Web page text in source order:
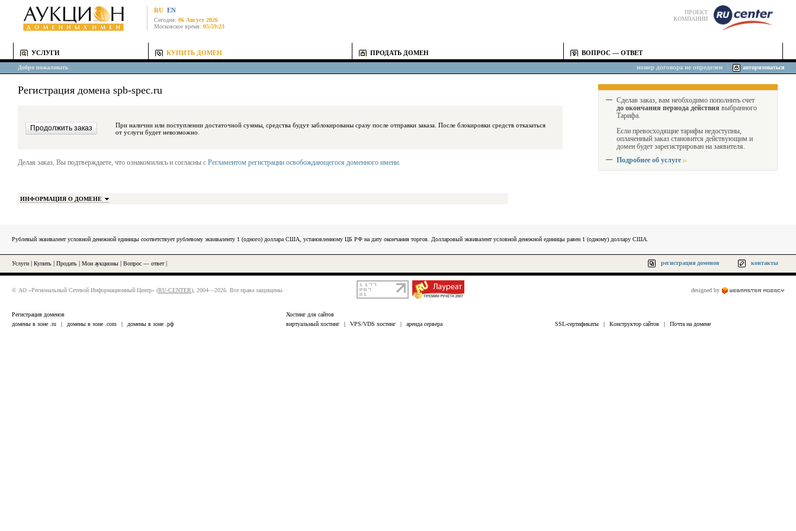
RU EN
Сегодня: 06 Август 2026
Московское время: 05:59:23
ПРОЕКТ
КОМПАНИИ
УСЛУГИ КУПИТЬ ДОМЕН ПРОДАТЬ ДОМЕН ВОПРОС — ОТВЕТ
Добро пожаловать номер договора не определен авторизоваться
Регистрация домена spb-spec.ru
При наличии или поступлении достаточной суммы, средства будут заблокированы сразу после отправки заказа. После блокировки средств отказаться
от услуги будет невозможно.
Делая заказ, Вы подтверждаете, что ознакомились и согласны с Регламентом регистрации освобождающегося доменного имени.
ИНФОРМАЦИЯ О ДОМЕНЕ
Сделав заказ, вам необходимо пополнить счет
до окончания периода действия выбранного
Тарифа.
Если превосходящие тарифы недоступны,
оплаченный заказ становится действующим и
домен будет зарегистрирован на заявителя.
Подробнее об услуге
Рублевый эквивалент условной денежной единицы соответствует рублевому эквиваленту 1 (одного) доллара США, установленному ЦБ РФ на дату окончания торгов. Долларовый эквивалент условной денежной единицы равен 1 (одному) доллару США.
Услуги Купить Продать Мои аукционы Вопрос — ответ| регистрация доменов контакты
© АО «Региональный Сетевой Информационный Центр» (RU-CENTER), 2004—2026. Все права защищены. designed by
Регистрация доменов
домены в зоне .ru
| домены в зоне .com | домены в зоне .рф
Хостинг для сайтов
виртуальный хостинг
| VPS/VDS хостинг | аренда сервера SSL-сертификаты | Конструктор сайтов | Почта на домене